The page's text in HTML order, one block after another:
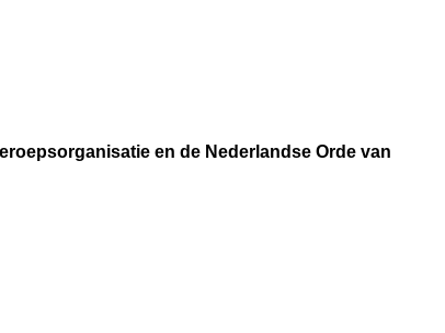
en de Nederlandse Orde van